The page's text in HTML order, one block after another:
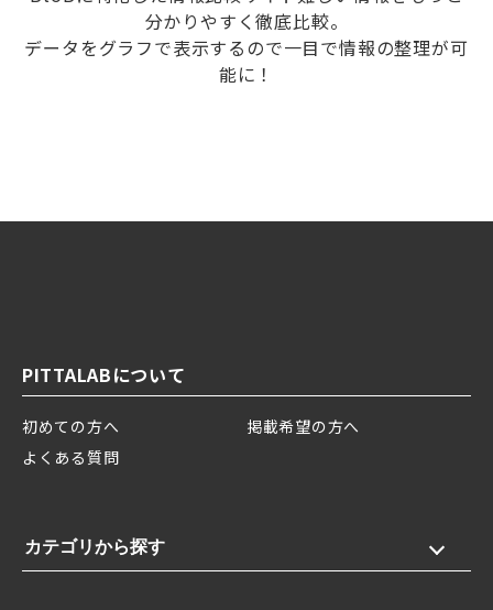
分かりやすく徹底比較。
データをグラフで表示するので一目で情報の整理が可
能に！
PITTALABについて
初めての方へ
掲載希望の方へ
よくある質問
カテゴリから探す